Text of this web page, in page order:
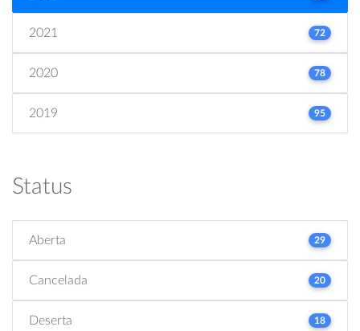
2021 72
2020 78
2019 95
Status
Aberta 29
Cancelada 20
Deserta 18